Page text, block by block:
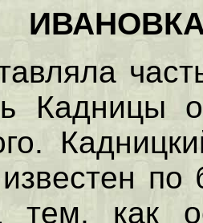
Кадницы
тем, как